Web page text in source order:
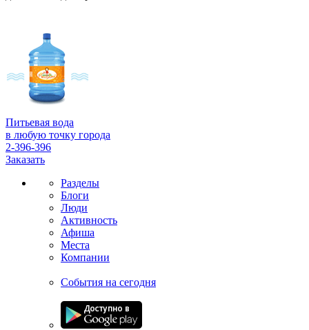
Питьевая вода
в любую точку города
2-396-396
Заказать
Разделы
Блоги
Люди
Активность
Афиша
Места
Компании
События на сегодня